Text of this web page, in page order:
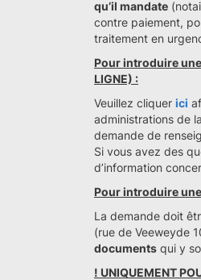
qu’il mandate
contre paiement,
traitement en
Pour introduire
LIGNE) :
Veuillez cliquer ici
administrations de
demande de
Si vous avez des
d’information
Pour introduire
La demande doit
(rue de Veeweyde
documents qui y
! UNIQUEMENT